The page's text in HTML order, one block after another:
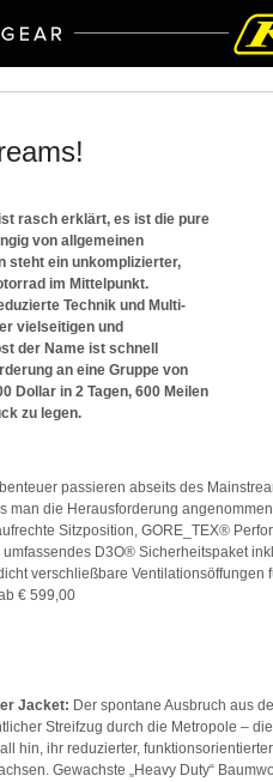
rasch erklärt, es ist die pure
von allgemeinen
steht ein unkomplizierter,
im Mittelpunkt.
Technik und Multi-
vielseitigen und
der Name ist schnell
an eine Gruppe von
Dollar in 2 Tagen, 600 Meilen
zu legen.
passieren abseits des
man die Herausforderung
Sitzposition, GORE_TEX®
umfassendes D3O® Sicherheitspaket
verschließbare Ventilationsöffungen
€ 599,00
Jacket: Der spontane Ausbruch aus
Streifzug durch die Metropole –
hin, ihr reduzierter,
Gewachste „Heavy Duty“